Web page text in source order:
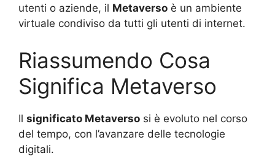
utenti o aziende, il Metaverso è un ambiente
virtuale condiviso da tutti gli utenti di internet.
Riassumendo Cosa
Significa Metaverso
Il significato Metaverso si è evoluto nel corso
del tempo, con l’avanzare delle tecnologie
digitali.